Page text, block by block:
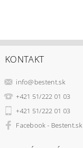
KONTAKT
info@bestent.sk
+421 51/222 01 03
+421 51/222 01 03
Facebook - Bestent.sk